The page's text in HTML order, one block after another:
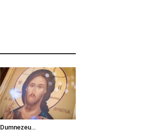
Dumnezeu…